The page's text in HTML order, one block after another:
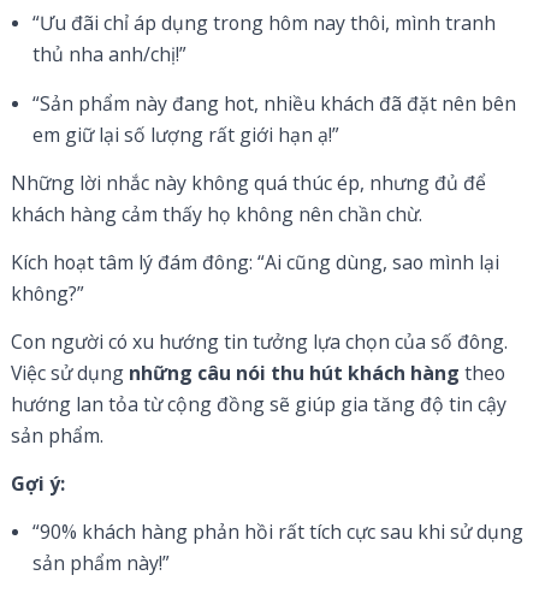
“Ưu đãi chỉ áp dụng trong hôm nay thôi, mình tranh
thủ nha anh/chị!”
“Sản phẩm này đang hot, nhiều khách đã đặt nên bên
em giữ lại số lượng rất giới hạn ạ!”
Những lời nhắc này không quá thúc ép, nhưng đủ để
khách hàng cảm thấy họ không nên chần chừ.
Kích hoạt tâm lý đám đông: “Ai cũng dùng, sao mình lại
không?”
Con người có xu hướng tin tưởng lựa chọn của số đông.
Việc sử dụng những câu nói thu hút khách hàng theo
hướng lan tỏa từ cộng đồng sẽ giúp gia tăng độ tin cậy
sản phẩm.
Gợi ý:
“90% khách hàng phản hồi rất tích cực sau khi sử dụng
sản phẩm này!”